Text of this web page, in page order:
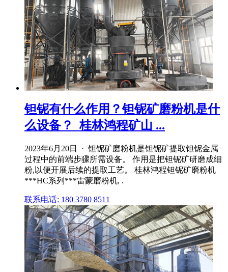
钽铌有什么作用？钽铌矿磨粉机是什
么设备？_桂林鸿程矿山 ...
2023年6月20日 · 钽铌矿磨粉机是钽铌矿提取钽铌金属
过程中的前端步骤所需设备。 作用是把钽铌矿研磨成细
粉,以便开展后续的提取工艺。 桂林鸿程钽铌矿磨粉机
***HC系列***雷蒙磨粉机, .
联系电话: 180 3780 8511